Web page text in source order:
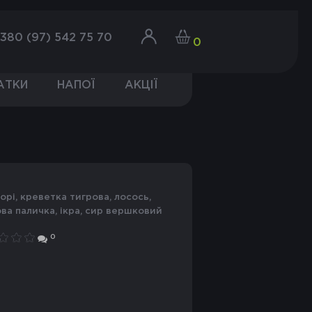
(97) 542 75 70
0
НАПОЇ АКЦІЇ
паличка, ікра, сир вершковий
0